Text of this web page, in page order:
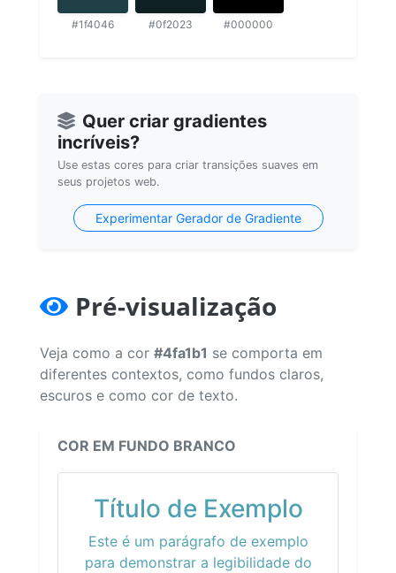
#1f4046 #0f2023 #000000
Quer criar gradientes
incríveis?
Use estas cores para criar transições suaves em
seus projetos web.
Experimentar Gerador de Gradiente
Pré-visualização
Veja como a cor #4fa1b1 se comporta em
diferentes contextos, como fundos claros,
escuros e como cor de texto.
COR EM FUNDO BRANCO
Título de Exemplo
Este é um parágrafo de exemplo
para demonstrar a legibilidade do